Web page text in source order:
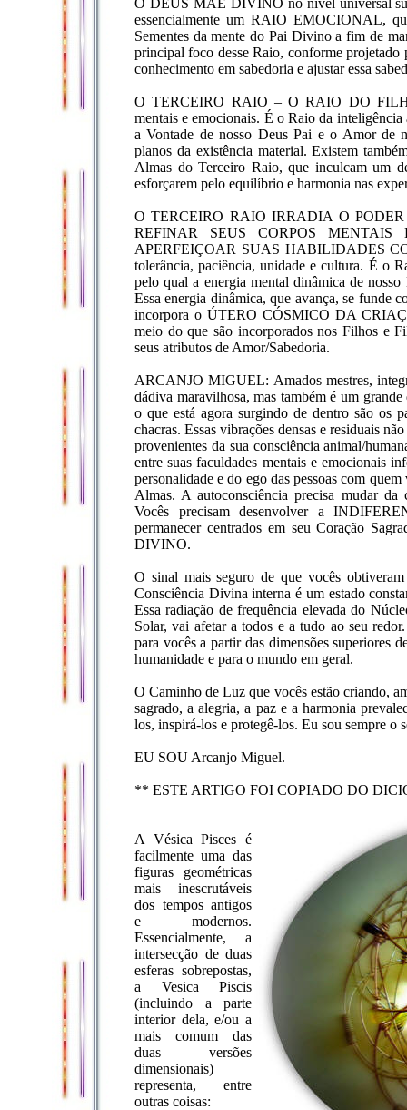
O DEUS MÃE DIVINO no nível universal
essencialmente um RAIO EMOCIONAL,
Sementes da mente do Pai Divino a fim de
principal foco desse Raio, conforme projetado
conhecimento em sabedoria e ajustar essa
O TERCEIRO RAIO – O RAIO DO
mentais e emocionais. É o Raio da
a Vontade de nosso Deus Pai e o Amor de
planos da existência material. Existem
Almas do Terceiro Raio, que inculcam um
esforçarem pelo equilíbrio e harmonia nas
O TERCEIRO RAIO IRRADIA O
REFINAR SEUS CORPOS
APERFEIÇOAR SUAS HABILIDADES
tolerância, paciência, unidade e cultura. É o
pelo qual a energia mental dinâmica de
Essa energia dinâmica, que avança, se funde
incorpora o ÚTERO CÓSMICO DA
meio do que são incorporados nos Filhos e
seus atributos de Amor/Sabedoria.
ARCANJO MIGUEL: Amados mestres,
dádiva maravilhosa, mas também é um
o que está agora surgindo de dentro são os
chacras. Essas vibrações densas e residuais
provenientes da sua consciência animal/
entre suas faculdades mentais e emocionais
personalidade e do ego das pessoas com
Almas. A autoconsciência precisa mudar
Vocês precisam desenvolver a
permanecer centrados em seu Coração
DIVINO.
O sinal mais seguro de que vocês
Consciência Divina interna é um estado
Essa radiação de frequência elevada do
Solar, vai afetar a todos e a tudo ao seu
para vocês a partir das dimensões superiores
humanidade e para o mundo em geral.
O Caminho de Luz que vocês estão criando,
sagrado, a alegria, a paz e a harmonia
los, inspirá-los e protegê-los. Eu sou sempre o
EU SOU Arcanjo Miguel.
** ESTE ARTIGO FOI COPIADO DO
A Vésica Pisces é
facilmente uma das
figuras geométricas
mais inescrutáveis
dos tempos antigos
e modernos.
Essencialmente, a
intersecção de duas
esferas sobrepostas,
a Vesica Piscis
(incluindo a parte
interior dela, e/ou a
mais comum das
duas versões
dimensionais)
representa, entre
outras coisas: